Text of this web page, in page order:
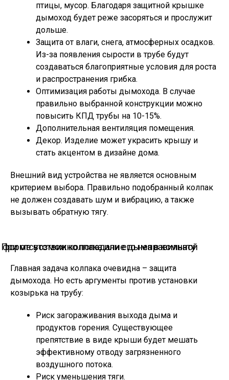
птицы, мусор. Благодаря защитной крышке
дымоход будет реже засоряться и прослужит
дольше.
Защита от влаги, снега, атмосферных осадков.
Из-за появления сырости в трубе будут
создаваться благоприятные условия для роста
и распространения грибка.
Оптимизация работы дымохода. В случае
правильно выбранной конструкции можно
повысить КПД трубы на 10-15%.
Дополнительная вентиляция помещения.
Декор. Изделие может украсить крышу и
стать акцентом в дизайне дома.
Внешний вид устройства не является основным
критерием выбора. Правильно подобранный колпак
не должен создавать шум и вибрацию, а также
вызывать обратную тягу.
При отсутствии колпака или его неправильной форме возможно попадание дыма в комнату
Главная задача колпака очевидна – защита
дымохода. Но есть аргументы против установки
козырька на трубу:
Риск загораживания выхода дыма и
продуктов горения. Существующее
препятствие в виде крыши будет мешать
эффективному отводу загрязненного
воздушного потока.
Риск уменьшения тяги.